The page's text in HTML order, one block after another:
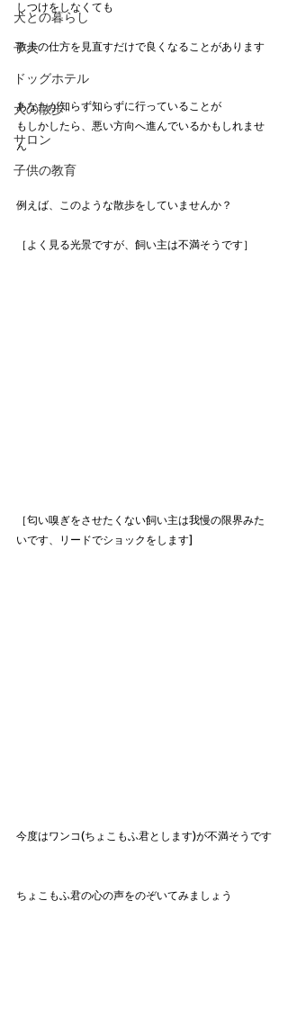
犬との暮らし
子犬
ドッグホテル
犬の散歩
サロン
子供の教育
しつけをしなくても
散歩の仕方を見直すだけで良くなることがあります
あなたが知らず知らずに行っていることが
もしかしたら、悪い方向へ進んでいるかもしれませ
ん
例えば、このような散歩をしていませんか？
［よく見る光景ですが、飼い主は不満そうです］
［匂い嗅ぎをさせたくない飼い主は我慢の限界みた
いです、リードでショックをします]
今度はワンコ(ちょこもふ君とします)が不満そうです
ちょこもふ君の心の声をのぞいてみましょう